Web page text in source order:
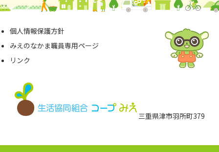
三重県津市⽻所町379
個⼈情報保護⽅針
みえのなかま職員専⽤ページ
リンク